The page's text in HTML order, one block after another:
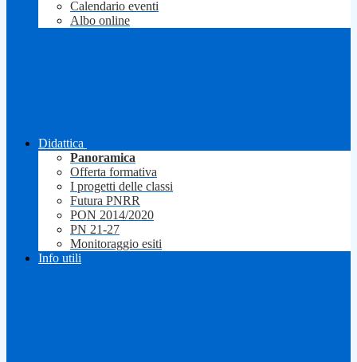
Calendario eventi
Albo online
Didattica
Panoramica
Offerta formativa
I progetti delle classi
Futura PNRR
PON 2014/2020
PN 21-27
Monitoraggio esiti
Info utili